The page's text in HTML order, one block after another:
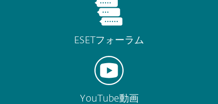
ESETフォーラム
YouTube動画